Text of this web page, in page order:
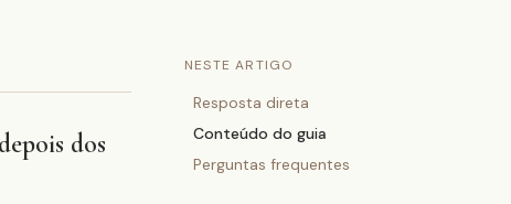
dos
NESTE ARTIGO
Resposta direta
Conteúdo do guia
Perguntas frequentes